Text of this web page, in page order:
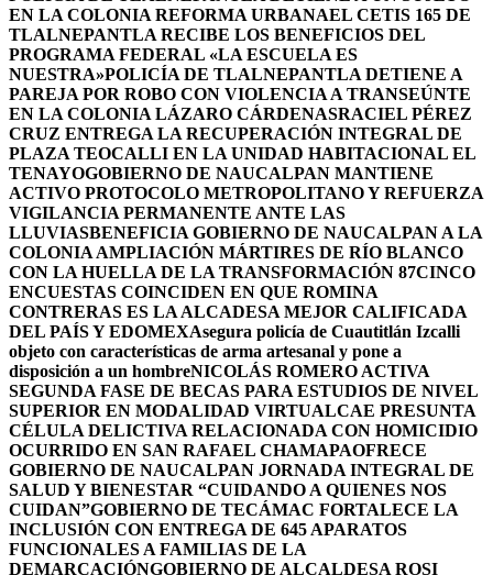
EN LA COLONIA REFORMA URBANAEL CETIS 165 DE
TLALNEPANTLA RECIBE LOS BENEFICIOS DEL
PROGRAMA FEDERAL «LA ESCUELA ES
NUESTRA»POLICÍA DE TLALNEPANTLA DETIENE A
PAREJA POR ROBO CON VIOLENCIA A TRANSEÚNTE
EN LA COLONIA LÁZARO CÁRDENASRACIEL PÉREZ
CRUZ ENTREGA LA RECUPERACIÓN INTEGRAL DE
PLAZA TEOCALLI EN LA UNIDAD HABITACIONAL EL
TENAYOGOBIERNO DE NAUCALPAN MANTIENE
ACTIVO PROTOCOLO METROPOLITANO Y REFUERZA
VIGILANCIA PERMANENTE ANTE LAS
LLUVIASBENEFICIA GOBIERNO DE NAUCALPAN A LA
COLONIA AMPLIACIÓN MÁRTIRES DE RÍO BLANCO
CON LA HUELLA DE LA TRANSFORMACIÓN 87CINCO
ENCUESTAS COINCIDEN EN QUE ROMINA
CONTRERAS ES LA ALCADESA MEJOR CALIFICADA
DEL PAÍS Y EDOMEXAsegura policía de Cuautitlán Izcalli
objeto con características de arma artesanal y pone a
disposición a un hombreNICOLÁS ROMERO ACTIVA
SEGUNDA FASE DE BECAS PARA ESTUDIOS DE NIVEL
SUPERIOR EN MODALIDAD VIRTUALCAE PRESUNTA
CÉLULA DELICTIVA RELACIONADA CON HOMICIDIO
OCURRIDO EN SAN RAFAEL CHAMAPAOFRECE
GOBIERNO DE NAUCALPAN JORNADA INTEGRAL DE
SALUD Y BIENESTAR “CUIDANDO A QUIENES NOS
CUIDAN”GOBIERNO DE TECÁMAC FORTALECE LA
INCLUSIÓN CON ENTREGA DE 645 APARATOS
FUNCIONALES A FAMILIAS DE LA
DEMARCACIÓNGOBIERNO DE ALCALDESA ROSI